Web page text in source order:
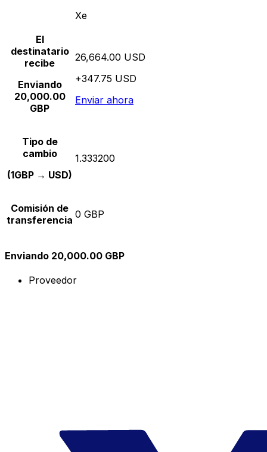
Xe
El
destinatario
recibe
Enviando
20,000.00
GBP
26,664.00 USD
+347.75 USD
Enviar ahora
Tipo de
cambio
(1GBP → USD)
1.333200
Comisión de
transferencia 0 GBP
Enviando 20,000.00 GBP
Proveedor